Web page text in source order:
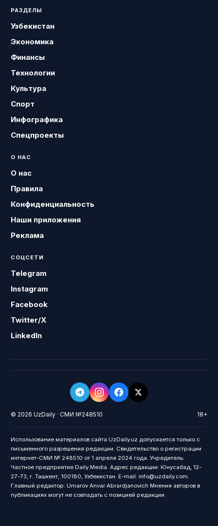
РАЗДЕЛЫ
Узбекистан
Экономика
Финансы
Технологии
Культура
Спорт
Инфографика
Спецпроекты
О НАС
О нас
Правила
Конфиденциальность
Наши приложения
Реклама
СОЦСЕТИ
Telegram
Instagram
Facebook
Twitter/X
LinkedIn
© 2026 UzDaily · СМИ №248510 18+
Использование материалов сайта UzDaily.uz допускается только с
письменного разрешения редакции. Свидетельство о регистрации
интернет-СМИ № 248510 от 1 апреля 2024 года. Учредитель:
Частное предприятие Daily Media. Адрес редакции: Юнусабад, 12-
27-73, г. Ташкент, 100180, Узбекистан. E-mail: info@uzdaily.com.
Главный редактор: Umarov Anvar Abrardjanovich Мнения авторов в
публикациях могут не совпадать с позицией редакции.